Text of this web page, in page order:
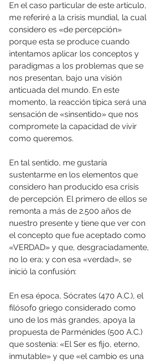
En el caso particular de este artículo,
me referiré a la crisis mundial, la cual
considero es «de percepción»
porque esta se produce cuando
intentamos aplicar los conceptos y
paradigmas a los problemas que se
nos presentan, bajo una visión
anticuada del mundo. En este
momento, la reacción típica será una
sensación de «sinsentido» que nos
compromete la capacidad de vivir
como queremos.
En tal sentido, me gustaría
sustentarme en los elementos que
considero han producido esa crisis
de percepción. El primero de ellos se
remonta a más de 2.500 años de
nuestro presente y tiene que ver con
el concepto que fue aceptado como
«VERDAD» y que, desgraciadamente,
no lo era; y con esa «verdad», se
inició la confusión:
En esa época, Sócrates (470 A.C.), el
filósofo griego considerado como
uno de los más grandes, apoya la
propuesta de Parménides (500 A.C.)
que sostenía: «El Ser es fijo, eterno,
inmutable» y que «el cambio es una